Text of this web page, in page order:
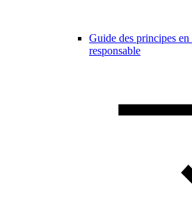
Guide des principes
responsable